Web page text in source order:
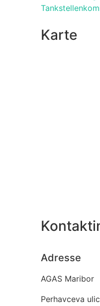
Karte
Adresse
AGAS Maribor
Perhavceva